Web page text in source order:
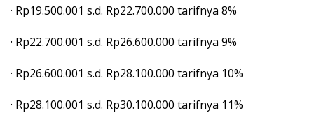
· Rp19.500.001 s.d. Rp22.700.000 tarifnya 8%
· Rp22.700.001 s.d. Rp26.600.000 tarifnya 9%
· Rp26.600.001 s.d. Rp28.100.000 tarifnya 10%
· Rp28.100.001 s.d. Rp30.100.000 tarifnya 11%